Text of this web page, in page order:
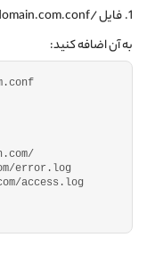
به آن اضافه کنید:
com/
/error. log
/access. log